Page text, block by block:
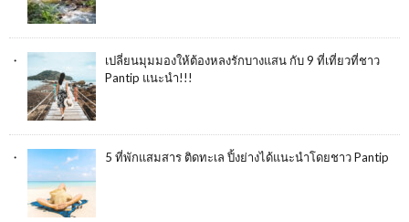
เปลี่ยนมุมมองให้ต้องหลงรักบางแสน กับ 9 ที่เที่ยวที่ชาว
Pantip แนะนำ!!!
5 ที่พักแสมสาร ติดทะเล ปิ้งย่างได้แนะนำโดยชาว Pantip